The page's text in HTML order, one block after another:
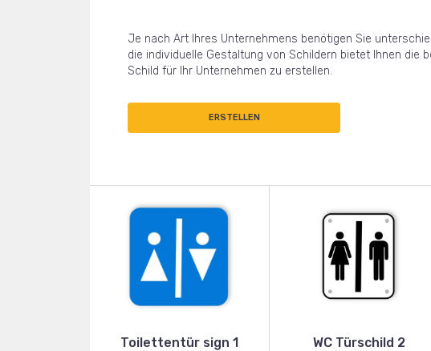
Je nach Art Ihres Unternehmens benötigen Sie
die individuelle Gestaltung von Schildern bietet Ihnen die
Schild für Ihr Unternehmen zu erstellen.
ERSTELLEN
Toilettentür sign 1 WC Türschild 2